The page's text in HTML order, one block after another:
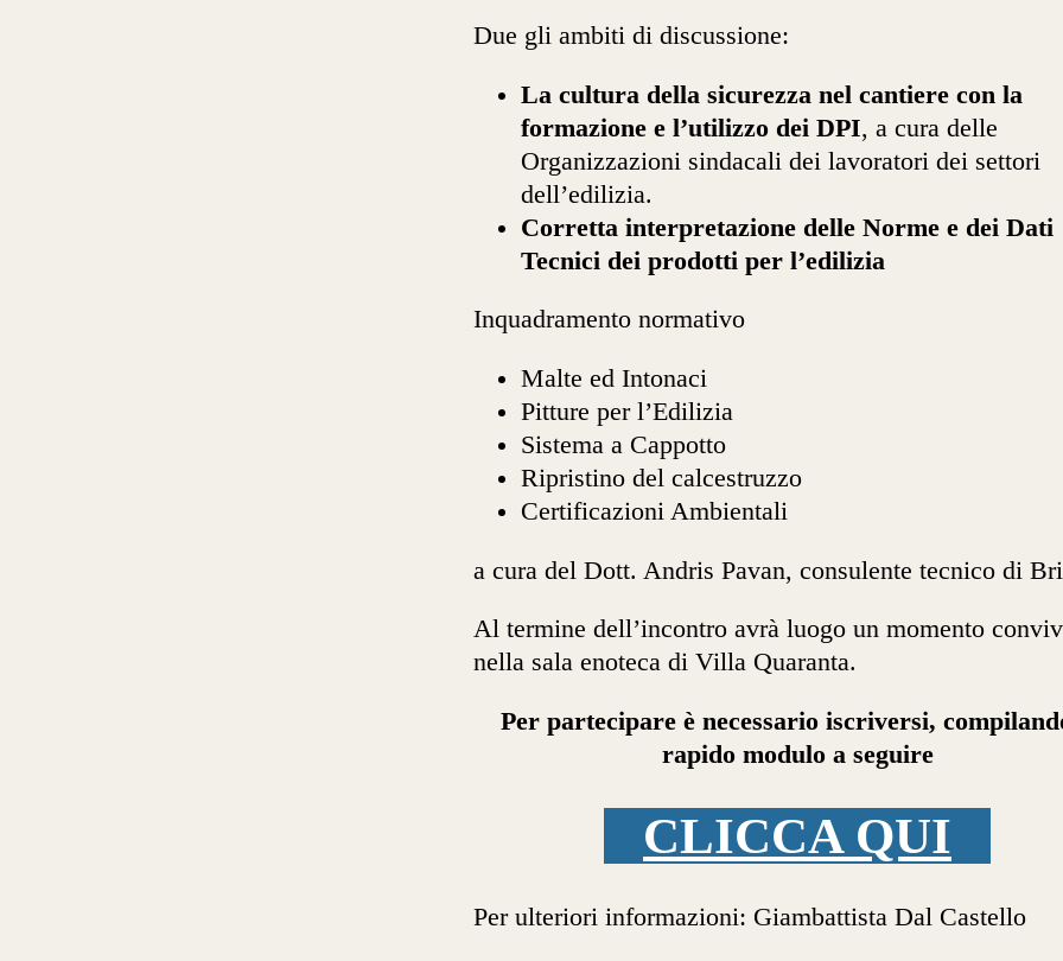
Due gli ambiti di discussione:
La cultura della sicurezza nel cantiere con la
formazione e l’utilizzo dei DPI, a cura delle
Organizzazioni sindacali dei lavoratori dei settori
dell’edilizia.
Corretta interpretazione delle Norme e dei Dati
Tecnici dei prodotti per l’edilizia
Inquadramento normativo
Malte ed Intonaci
Pitture per l’Edilizia
Sistema a Cappotto
Ripristino del calcestruzzo
Certificazioni Ambientali
a cura del Dott. Andris Pavan, consulente tecnico di
Al termine dell’incontro avrà luogo un momento
nella sala enoteca di Villa Quaranta.
Per partecipare è necessario iscriversi,
rapido modulo a seguire
CLICCA QUI
Per ulteriori informazioni: Giambattista Dal Castello